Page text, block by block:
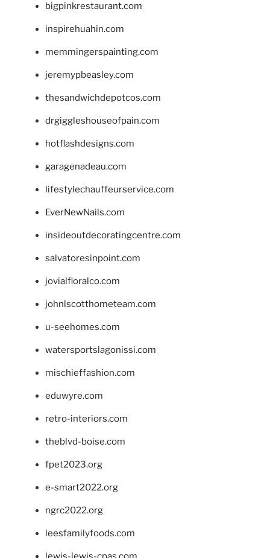
bigpinkrestaurant.com
inspirehuahin.com
memmingerspainting.com
jeremypbeasley.com
thesandwichdepotcos.com
drgiggleshouseofpain.com
hotflashdesigns.com
garagenadeau.com
lifestylechauffeurservice.com
EverNewNails.com
insideoutdecoratingcentre.com
salvatoresinpoint.com
jovialfloralco.com
johnlscotthometeam.com
u-seehomes.com
watersportslagonissi.com
mischieffashion.com
eduwyre.com
retro-interiors.com
theblvd-boise.com
fpet2023.org
e-smart2022.org
ngrc2022.org
leesfamilyfoods.com